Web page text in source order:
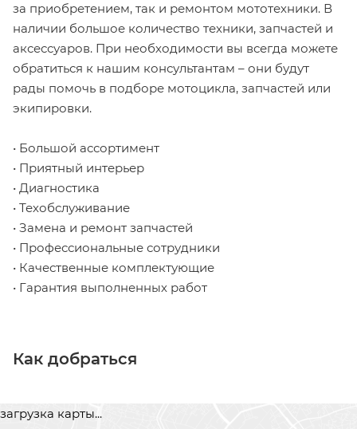
за приобретением, так и ремонтом мототехники. В
наличии большое количество техники, запчастей и
аксессуаров. При необходимости вы всегда можете
обратиться к нашим консультантам – они будут
рады помочь в подборе мотоцикла, запчастей или
экипировки.
• Большой ассортимент
• Приятный интерьер
• Диагностика
• Техобслуживание
• Замена и ремонт запчастей
• Профессиональные сотрудники
• Качественные комплектующие
• Гарантия выполненных работ
Как добраться
загрузка карты...